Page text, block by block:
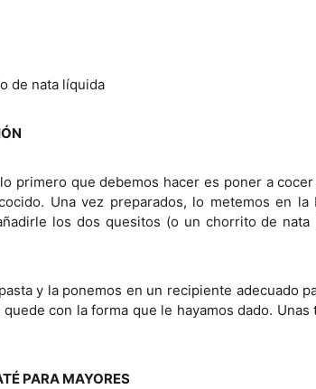
de nata líquida
primero que debemos hacer es poner a
Una vez preparados, lo metemos en
los dos quesitos (o un chorrito de
y la ponemos en un recipiente adecuado
con la forma que le hayamos dado.
PARA MAYORES